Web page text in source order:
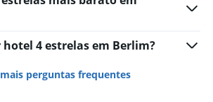
4 estrelas em Berlim?
perguntas frequentes